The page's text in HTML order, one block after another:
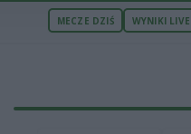
MECZE DZIŚ WYNIKI LIVE